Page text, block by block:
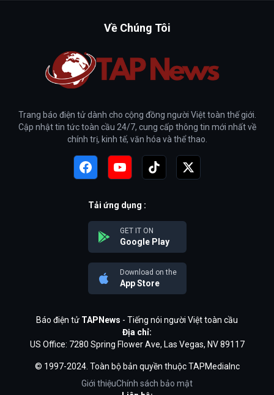
Về Chúng Tôi
Trang báo điện tử dành cho cộng đồng người Việt toàn thế giới.
Cập nhật tin tức toàn cầu 24/7, cung cấp thông tin mới nhất về
chính trị, kinh tế, văn hóa và thể thao.
Tải ứng dụng :
GET IT ON
Google Play
Download on the
App Store
Báo điện tử TAPNews - Tiếng nói người Việt toàn cầu
Địa chỉ:
US Office: 7280 Spring Flower Ave, Las Vegas, NV 89117
© 1997-2024. Toàn bộ bản quyền thuộc TAPMediaInc
Giới thiệuChính sách bảo mật